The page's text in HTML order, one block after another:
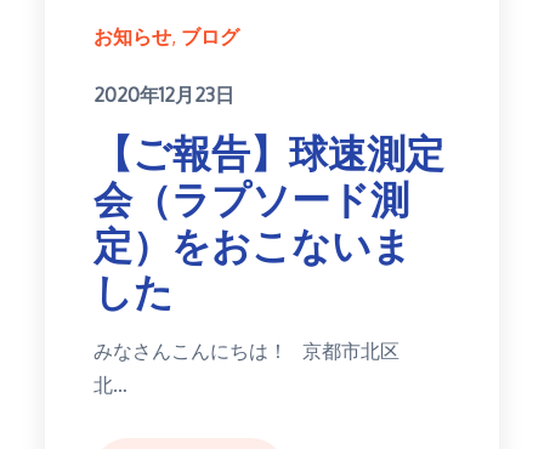
お知らせ ブログ
Posted
2020年12月23日
【ご報告】球速測定
会（ラプソード測
定）をおこないま
した
みなさんこんにちは！ 京都市北区
北…